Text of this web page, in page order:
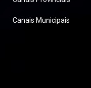
Canais Municipais